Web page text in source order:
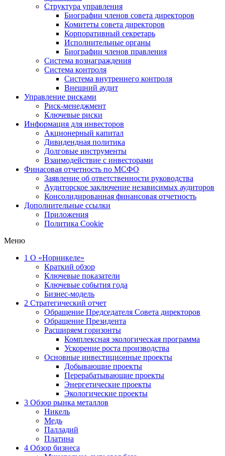
Структура управления
Биографии членов совета директоров
Комитеты совета директоров
Корпоративный секретарь
Исполнительные органы
Биографии членов правления
Система вознаграждения
Система контроля
Система внутреннего контроля
Внешний аудит
Управление рисками
Риск-менеджмент
Ключевые риски
Информация для инвесторов
Акционерный капитал
Дивидендная политика
Долговые инструменты
Взаимодействие с инвеcторами
Финасовая отчетность по МСФО
Заявление об ответственности руководства
Аудиторское заключение независимых аудиторов
Консолидированная финансовая отчетность
Дополнительные ссылки
Приложения
Политика Cookie
Меню
1 О «Норникеле»
Краткий обзор
Ключевые показатели
Ключевые события года
Бизнес-модель
2 Стратегический отчет
Обращение Председателя Совета директоров
Обращение Президента
Расширяем горизонты
Комплексная экологическая программа
Ускорение роста производства
Основные инвестиционные проекты
Добывающие проекты
Перерабатывающие проекты
Энергетические проекты
Экологические проекты
3 Обзор рынка металлов
Никель
Медь
Палладий
Платина
4 Обзор бизнеса